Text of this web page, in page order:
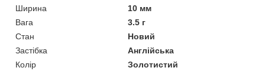
Ширина
10 мм
Вага
3.5 г
Стан
Новий
Застібка
Англійська
Колір
Золотистий